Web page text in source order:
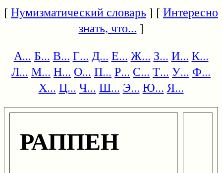
[Нумизматический словарь] [Интересно
знать, что... ]
А... Б... В... Г... Д... Е... Ж... З... И... К...
Л... М... Н... О... П... Р... С... Т... У... Ф...
Х... Ц... Ч... Ш... Э... Ю... Я...
РАППЕН